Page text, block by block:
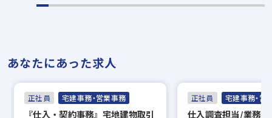
※AI面接のご利用が難しい場合はご相談くだ
さい。
─────────────
あなたにあった求人
正社員 宅建事務・営業事務
『仕入・契約事務』宅地建物取引
正社員 宅建事務・営
仕入調査担当/業務